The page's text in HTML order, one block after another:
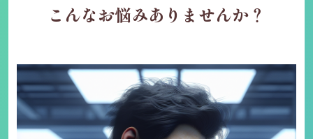
こんなお悩みありませんか？